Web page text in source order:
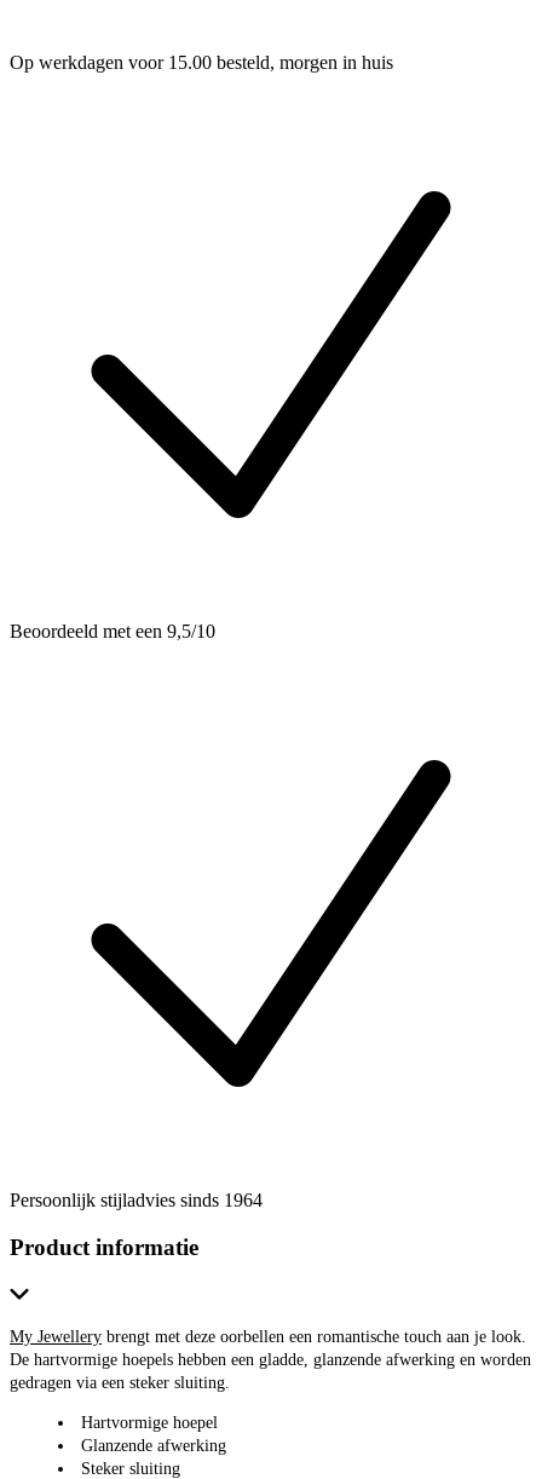
Op werkdagen voor 15.00 besteld, morgen in huis
Beoordeeld met een 9,5/10
Persoonlijk stijladvies sinds 1964
Product informatie
My Jewellery brengt met deze oorbellen een romantische touch aan je look.
De hartvormige hoepels hebben een gladde, glanzende afwerking en worden
gedragen via een steker sluiting.
Hartvormige hoepel
Glanzende afwerking
Steker sluiting